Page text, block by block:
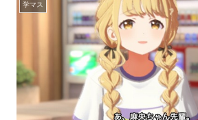
学マス